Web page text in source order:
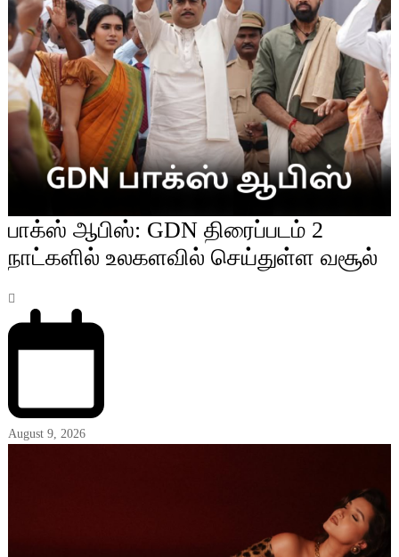
பாக்ஸ் ஆபிஸ்: GDN திரைப்படம் 2
நாட்களில் உலகளவில் செய்துள்ள வசூல்
August 9, 2026